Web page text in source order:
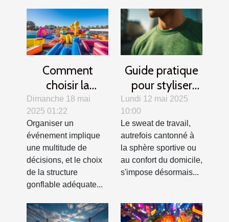
Comment
choisir la
structure
gonflable idéale
pour votre
événement
Dimanche 18 mai
2025 01:22
Organiser un
événement implique
une multitude de
décisions, et le choix
de la structure
gonflable adéquate...
Guide pratique
pour styliser
votre sweat de
travail en toutes
saisons
Lundi 12 mai 2025
10:00
Le sweat de travail,
autrefois cantonné à
la sphère sportive ou
au confort du domicile,
s'impose désormais...